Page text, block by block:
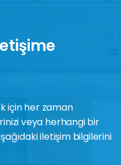
için her zaman
veya herhangi bir
iletişim bilgilerini